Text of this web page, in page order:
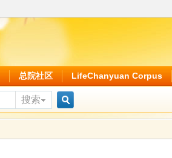
总院社区 LifeChanyuan Corpus
搜索
搜